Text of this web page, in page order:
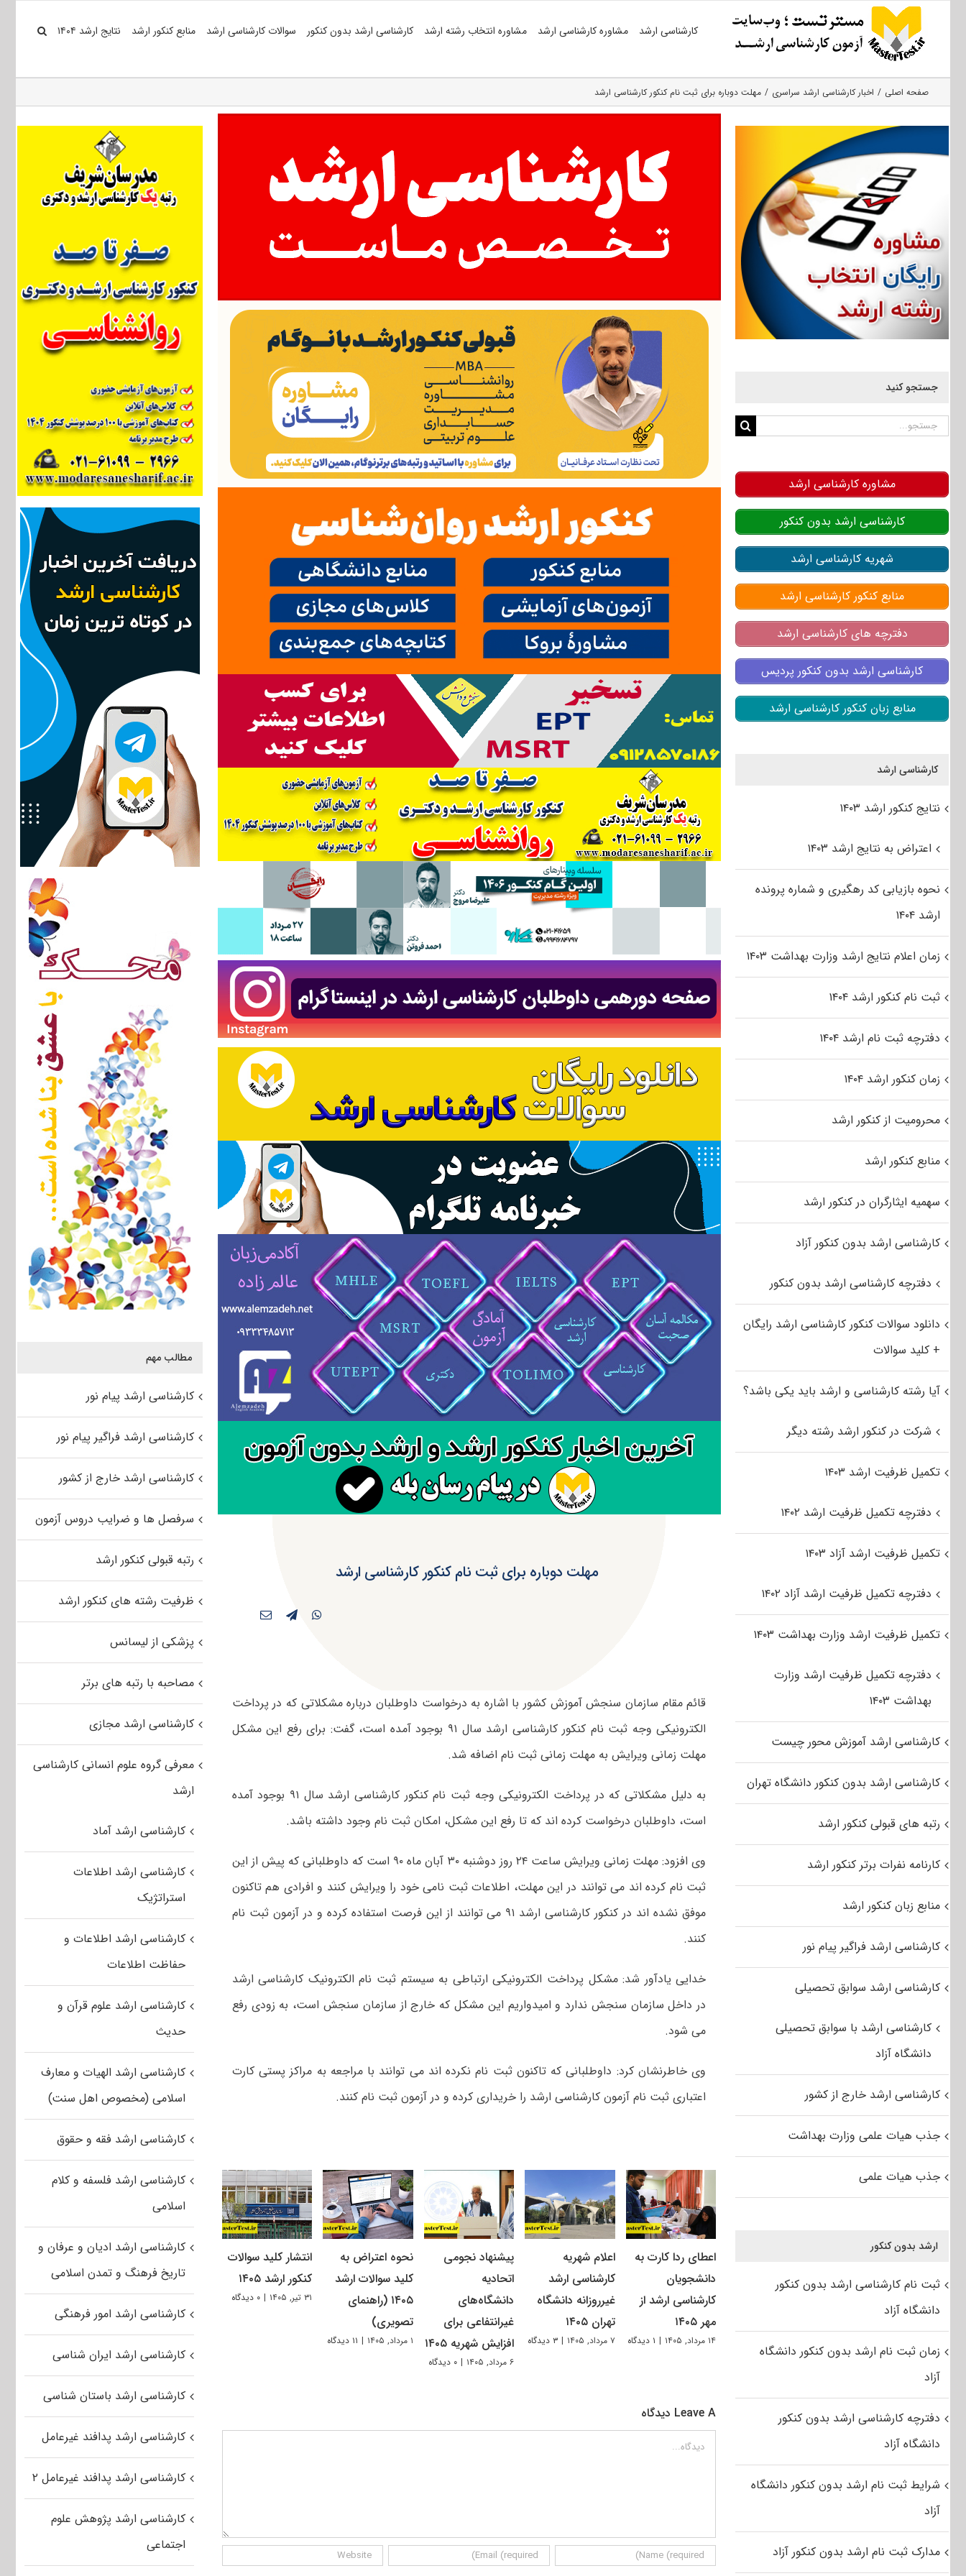
کارشناسی ارشد مشاوره کارشناسی ارشد مشاوره انتخاب رشته ارشد کارشناسی ارشد بدون کنکور سوالات کارشناسی ارشد منابع کنکور ارشد نتایج ارشد ۱۴۰۴
صفحه اصلی اخبار کارشناسی ارشد سراسری مهلت دوباره برای ثبت نام کنکور کارشناسی ارشد
مهلت دوباره برای ثبت نام کنکور کارشناسی ارشد
قائم مقام سازمان سنجش آموزش کشور با اشاره به درخواست داوطلبان درباره مشکلاتی که در پرداخت
الکترونیکی وجه ثبت نام کنکور کارشناسی ارشد سال ۹۱ بوجود آمده است، گفت: برای رفع این مشکل
مهلت زمانی ویرایش به مهلت زمانی ثبت نام اضافه شد.
به دلیل مشکلاتی که در پرداخت الکترونیکی وجه ثبت نام کنکور کارشناسی ارشد سال ۹۱ بوجود آمده
است، داوطلبان درخواست کرده اند که تا رفع این مشکل، امکان ثبت نام وجود داشته باشد.
وی افزود: مهلت زمانی ویرایش ساعت ۲۴ روز دوشنبه ۳۰ آبان ماه ۹۰ است که داوطلبانی که پیش از این
ثبت نام کرده اند می توانند در این مهلت، اطلاعات ثبت نامی خود را ویرایش کنند و افرادی هم تاکنون
موفق نشده اند در کنکور کارشناسی ارشد ۹۱ می توانند از این فرصت استفاده کرده و در آزمون ثبت نام
کنند.
خدایی یادآور شد: مشکل پرداخت الکترونیکی ارتباطی به سیستم ثبت نام الکترونیک کارشناسی ارشد
در داخل سازمان سنجش ندارد و امیدواریم این مشکل که خارج از سازمان سنجش است، به زودی رفع
می شود.
وی خاطرنشان کرد: داوطلبانی که تاکنون ثبت نام نکرده اند می توانند با مراجعه به مراکز پستی کارت
اعتباری ثبت نام آزمون کارشناسی ارشد را خریداری کرده و در آزمون ثبت نام کنند.
اعطای ردا کارت به
دانشجویان
کارشناسی ارشد از
مهر ۱۴۰۵
۱۴ مرداد, ۱۴۰۵ | ۱ دیدگاه
اعلام شهریه
کارشناسی ارشد
غیرروزانه دانشگاه
تهران ۱۴۰۵
۷ مرداد, ۱۴۰۵ | ۳ دیدگاه
پیشنهاد نجومی
اتحادیه
دانشگاه‌های
غیرانتفاعی برای
افزایش شهریه ۱۴۰۵
۶ مرداد, ۱۴۰۵ | ۰ دیدگاه
نحوه اعتراض به
کلید سوالات ارشد
۱۴۰۵ (راهنمای
تصویری)
۱ مرداد, ۱۴۰۵ | ۱۱ دیدگاه
انتشار کلید سوالات
کنکور ارشد ۱۴۰۵
۳۱ تیر, ۱۴۰۵ | ۰ دیدگاه
Leave A دیدگاه
دیدگاه
مطالب مهم
کارشناسی ارشد پیام نور
کارشناسی ارشد فراگیر پیام نور
کارشناسی ارشد خارج از کشور
سرفصل ها و ضرایب دروس آزمون
رتبه قبولی کنکور ارشد
ظرفیت رشته های کنکور ارشد
پزشکی از لیسانس
مصاحبه با رتبه های برتر
کارشناسی ارشد مجازی
معرفی گروه علوم انسانی کارشناسی
ارشد
کارشناسی ارشد آماد
کارشناسی ارشد اطلاعات
استراتژیک
کارشناسی ارشد اطلاعات و
حفاظت اطلاعات
کارشناسی ارشد علوم قرآن و
حدیث
کارشناسی ارشد الهیات و معارف
اسلامی (مخصوص اهل سنت)
کارشناسی ارشد فقه و حقوق
کارشناسی ارشد فلسفه و کلام
اسلامی
کارشناسی ارشد ادیان و عرفان و
تاریخ فرهنگ و تمدن اسلامی
کارشناسی ارشد امور فرهنگی
کارشناسی ارشد ایران شناسی
کارشناسی ارشد باستان شناسی
کارشناسی ارشد پدافند غیرعامل
کارشناسی ارشد پدافند غیرعامل ۲
کارشناسی ارشد پژوهش علوم
اجتماعی
جستجو کنید
جستجو
مشاوره کارشناسی ارشد
کارشناسی ارشد بدون کنکور
شهریه کارشناسی ارشد
منابع کنکور کارشناسی ارشد
دفترچه های کارشناسی ارشد
کارشناسی ارشد بدون کنکور پردیس
منابع زبان کنکور کارشناسی ارشد
کارشناسی ارشد
نتایج کنکور ارشد ۱۴۰۳
اعتراض به نتایج ارشد ۱۴۰۳
نحوه بازیابی کد رهگیری و شماره پرونده
ارشد ۱۴۰۴
زمان اعلام نتایج ارشد وزارت بهداشت ۱۴۰۳
ثبت نام کنکور ارشد ۱۴۰۴
دفترچه ثبت نام ارشد ۱۴۰۴
زمان کنکور ارشد ۱۴۰۴
محرومیت از کنکور ارشد
منابع کنکور ارشد
سهمیه ایثارگران در کنکور ارشد
کارشناسی ارشد بدون کنکور آزاد
دفترچه کارشناسی ارشد بدون کنکور
دانلود سوالات کنکور کارشناسی ارشد رایگان
+ کلید سوالات
آیا رشته کارشناسی و ارشد باید یکی باشد؟
شرکت در کنکور ارشد رشته دیگر
تکمیل ظرفیت ارشد ۱۴۰۳
دفترچه تکمیل ظرفیت ارشد ۱۴۰۲
تکمیل ظرفیت ارشد آزاد ۱۴۰۳
دفترچه تکمیل ظرفیت ارشد آزاد ۱۴۰۲
تکمیل ظرفیت ارشد وزارت بهداشت ۱۴۰۳
دفترچه تکمیل ظرفیت ارشد وزارت
بهداشت ۱۴۰۳
کارشناسی ارشد آموزش محور چیست
کارشناسی ارشد بدون کنکور دانشگاه تهران
رتبه های قبولی کنکور ارشد
کارنامه نفرات برتر کنکور ارشد
منابع زبان کنکور ارشد
کارشناسی ارشد فراگیر پیام نور
کارشناسی ارشد سوابق تحصیلی
کارشناسی ارشد با سوابق تحصیلی
دانشگاه آزاد
کارشناسی ارشد خارج از کشور
جذب هیات علمی وزارت بهداشت
جذب هیات علمی
ارشد بدون کنکور
ثبت نام کارشناسی ارشد بدون کنکور
دانشگاه آزاد
زمان ثبت نام ارشد بدون کنکور دانشگاه
آزاد
دفترچه کارشناسی ارشد بدون کنکور
دانشگاه آزاد
شرایط ثبت نام ارشد بدون کنکور دانشگاه
آزاد
مدارک ثبت نام ارشد بدون کنکور آزاد